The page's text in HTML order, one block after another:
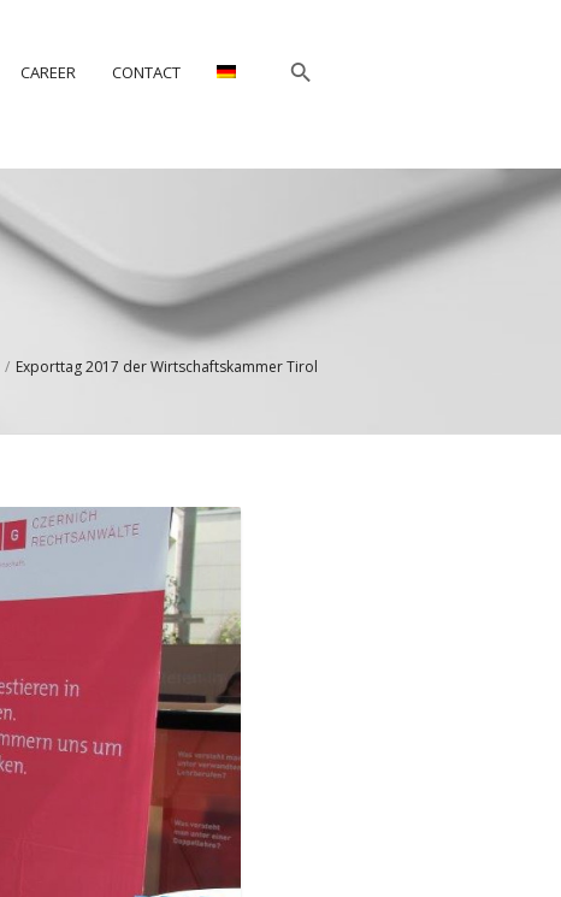
CAREER CONTACT
/ Exporttag 2017 der Wirtschaftskammer Tirol